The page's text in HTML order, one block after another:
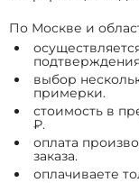
По Москве и
подтверждения
выбор
примерки.
стоимость в
₽.
оплата
заказа.
оплачиваете